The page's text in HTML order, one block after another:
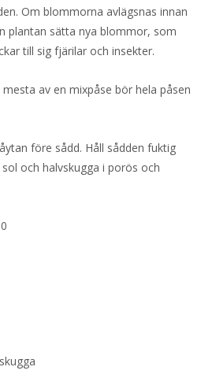
Om blommorna avlägsnas innan
plantan sätta nya blommor, som
till sig fjärilar och insekter.
av en mixpåse bör hela påsen
före sådd. Håll sådden fuktig
och halvskugga i porös och